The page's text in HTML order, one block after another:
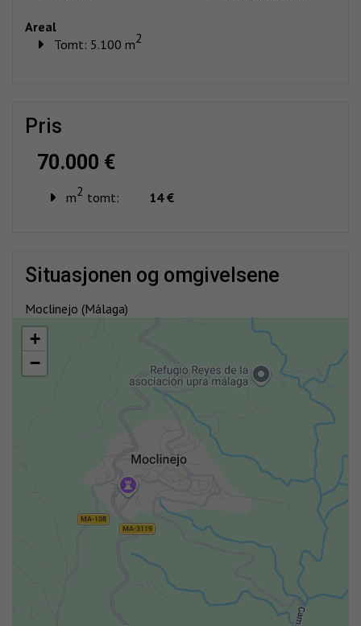
Areal
Tomt: 5.100 m2
pris
70.000 €
m2 tomt: 14 €
situasjonen og omgivelsene
Moclinejo (Málaga)
+
−